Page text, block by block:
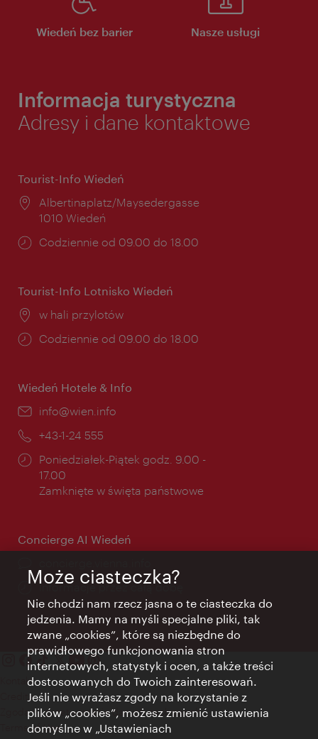
Wiedeń bez barier Nasze usługi
Informacja turystyczna
Adresy i dane kontaktowe
Tourist-Info Wiedeń
Miejsce:
Albertinaplatz/Maysedergasse
1010 Wiedeń
Godziny
Codziennie od 09.00 do 18.00
Tourist-Info Lotnisko Wiedeń
Miejsce:
w hali przylotów
Godziny
Codziennie od 09.00 do 18.00
Wiedeń Hotele & Info
E-
info@wien.info
Telefon:
+43-1-24 555
Godziny
otwarcia:
Poniedziałek-Piątek godz. 9.00 -
17.00
Zamknięte w święta państwowe
Concierge AI Wiedeń
Informacje przez całą dobę
Kontakt
Credits
Zgoda na przetwarzanie danych osobowych
Terms of Use
Może ciasteczka?
Nie chodzi nam rzecz jasna o te ciasteczka do
jedzenia. Mamy na myśli specjalne pliki, tak
zwane „cookies”, które są niezbędne do
prawidłowego funkcjonowania stron
internetowych, statystyk i ocen, a także treści
dostosowanych do Twoich zainteresowań.
Jeśli nie wyrażasz zgody na korzystanie z
plików „cookies”, możesz zmienić ustawienia
domyślne w „Ustawieniach